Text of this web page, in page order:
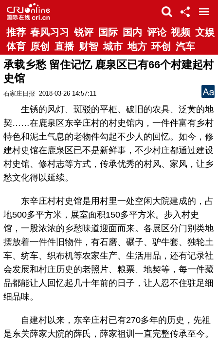
推荐 春风习习 锐评 国际 国内 评论 视频 文娱
体育 原创 直播 财智 城市 地方 环创 汽车
承载乡愁 留住记忆 鹿泉区已有66个村建起村
史馆
石家庄日报 2018-03-26 14:57:11
生锈的风灯、斑驳的平柜、破旧的农具、泛黄的地
契……在鹿泉区东辛庄村的村史馆内，一件件富有乡村
特色和泥土气息的老物件勾起不少人的回忆。如今，修
建村史馆在鹿泉区已不是新鲜事，不少村庄都通过建设
村史馆、修村志等方式，传承优秀的村风、家风，让乡
愁文化得以延续。
东辛庄村村史馆是用村里一处空闲大院建成的，占
地500多平方米，展室面积150多平方米。步入村史
馆，一股浓浓的乡愁味道迎面而来。各展区分门别类地
摆放着一件件旧物件，有石磨、碾子、驴牛套、独轮土
车、纺车、织布机等农家生产、生活用品，还有记录社
会发展和村庄历史的老照片、粮票、地契等，每一件藏
品都能让人回忆起几十年前的日子，让人忍不住驻足细
细品味。
自建村以来，东辛庄村已有270多年的历史，先祖
是东关薛家大院的薛氏，薛家祖训一直完整传承至今。